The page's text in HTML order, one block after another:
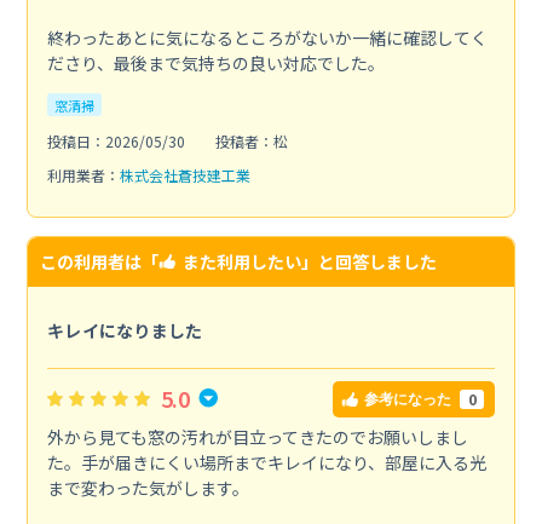
終わったあとに気になるところがないか一緒に確認してく
ださり、最後まで気持ちの良い対応でした。
窓清掃
投稿日：2026/05/30
投稿者：松
利用業者： 株式会社蒼技建工業
この利用者は「 また利用したい」と回答しました
キレイになりました
5.0 参考になった 0
外から見ても窓の汚れが目立ってきたのでお願いしまし
た。手が届きにくい場所までキレイになり、部屋に入る光
まで変わった気がします。